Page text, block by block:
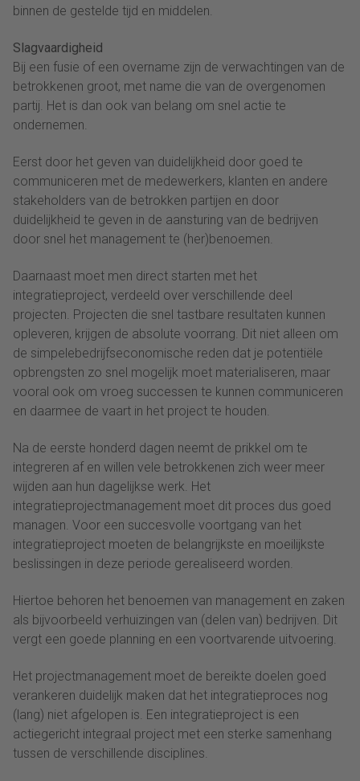
binnen de gestelde tijd en middelen.
Slagvaardigheid
Bij een fusie of een overname zijn de verwachtingen van de
betrokkenen groot, met name die van de overgenomen
partij. Het is dan ook van belang om snel actie te
ondernemen.
Eerst door het geven van duidelijkheid door goed te
communiceren met de medewerkers, klanten en andere
stakeholders van de betrokken partijen en door
duidelijkheid te geven in de aansturing van de bedrijven
door snel het management te (her)benoemen.
Daarnaast moet men direct starten met het
integratieproject, verdeeld over verschillende deel
projecten. Projecten die snel tastbare resultaten kunnen
opleveren, krijgen de absolute voorrang. Dit niet alleen om
de simpelebedrijfseconomische reden dat je potentiële
opbrengsten zo snel mogelijk moet materialiseren, maar
vooral ook om vroeg successen te kunnen communiceren
en daarmee de vaart in het project te houden.
Na de eerste honderd dagen neemt de prikkel om te
integreren af en willen vele betrokkenen zich weer meer
wijden aan hun dagelijkse werk. Het
integratieprojectmanagement moet dit proces dus goed
managen. Voor een succesvolle voortgang van het
integratieproject moeten de belangrijkste en moeilijkste
beslissingen in deze periode gerealiseerd worden.
Hiertoe behoren het benoemen van management en zaken
als bijvoorbeeld verhuizingen van (delen van) bedrijven. Dit
vergt een goede planning en een voortvarende uitvoering.
Het projectmanagement moet de bereikte doelen goed
verankeren duidelijk maken dat het integratieproces nog
(lang) niet afgelopen is. Een integratieproject is een
actiegericht integraal project met een sterke samenhang
tussen de verschillende disciplines.